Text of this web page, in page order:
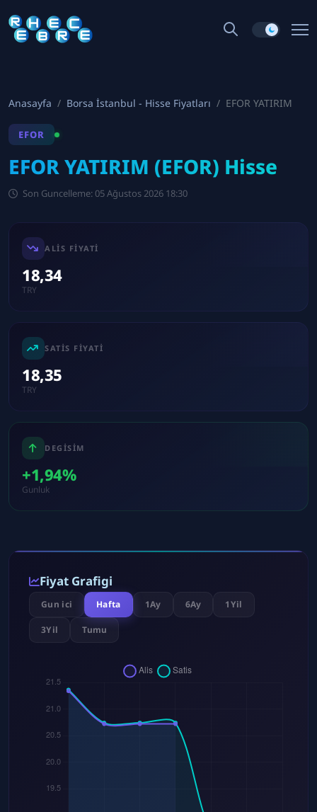
Anasayfa Borsa İstanbul - Hisse Fiyatları EFOR YATIRIM
EFOR
EFOR YATIRIM (EFOR) Hisse
Son Guncelleme: 05 Ağustos 2026 18:30
ALIS FIYATI
18,34
TRY
SATIS FIYATI
18,35
TRY
DEGISIM
+1,94%
Gunluk
Fiyat Grafigi
Gun ici Hafta 1Ay 6Ay 1Yil
3Yil Tumu